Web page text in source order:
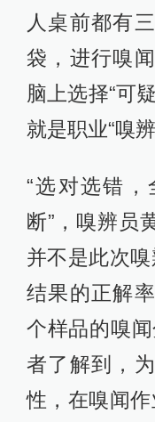
人桌前都有
袋，进行嗅
脑上选择“可
就是职业“嗅
“选对选错，
断”，嗅辨员
并不是此次
结果的正解
个样品的嗅
者了解到，
性，在嗅闻